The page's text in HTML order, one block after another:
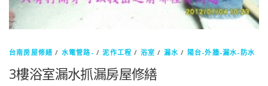
台南房屋修繕 / 水電管路- /泥作工程 / 浴室 / 漏水 / 陽台-外牆-漏水-防水
3樓浴室漏水抓漏房屋修繕